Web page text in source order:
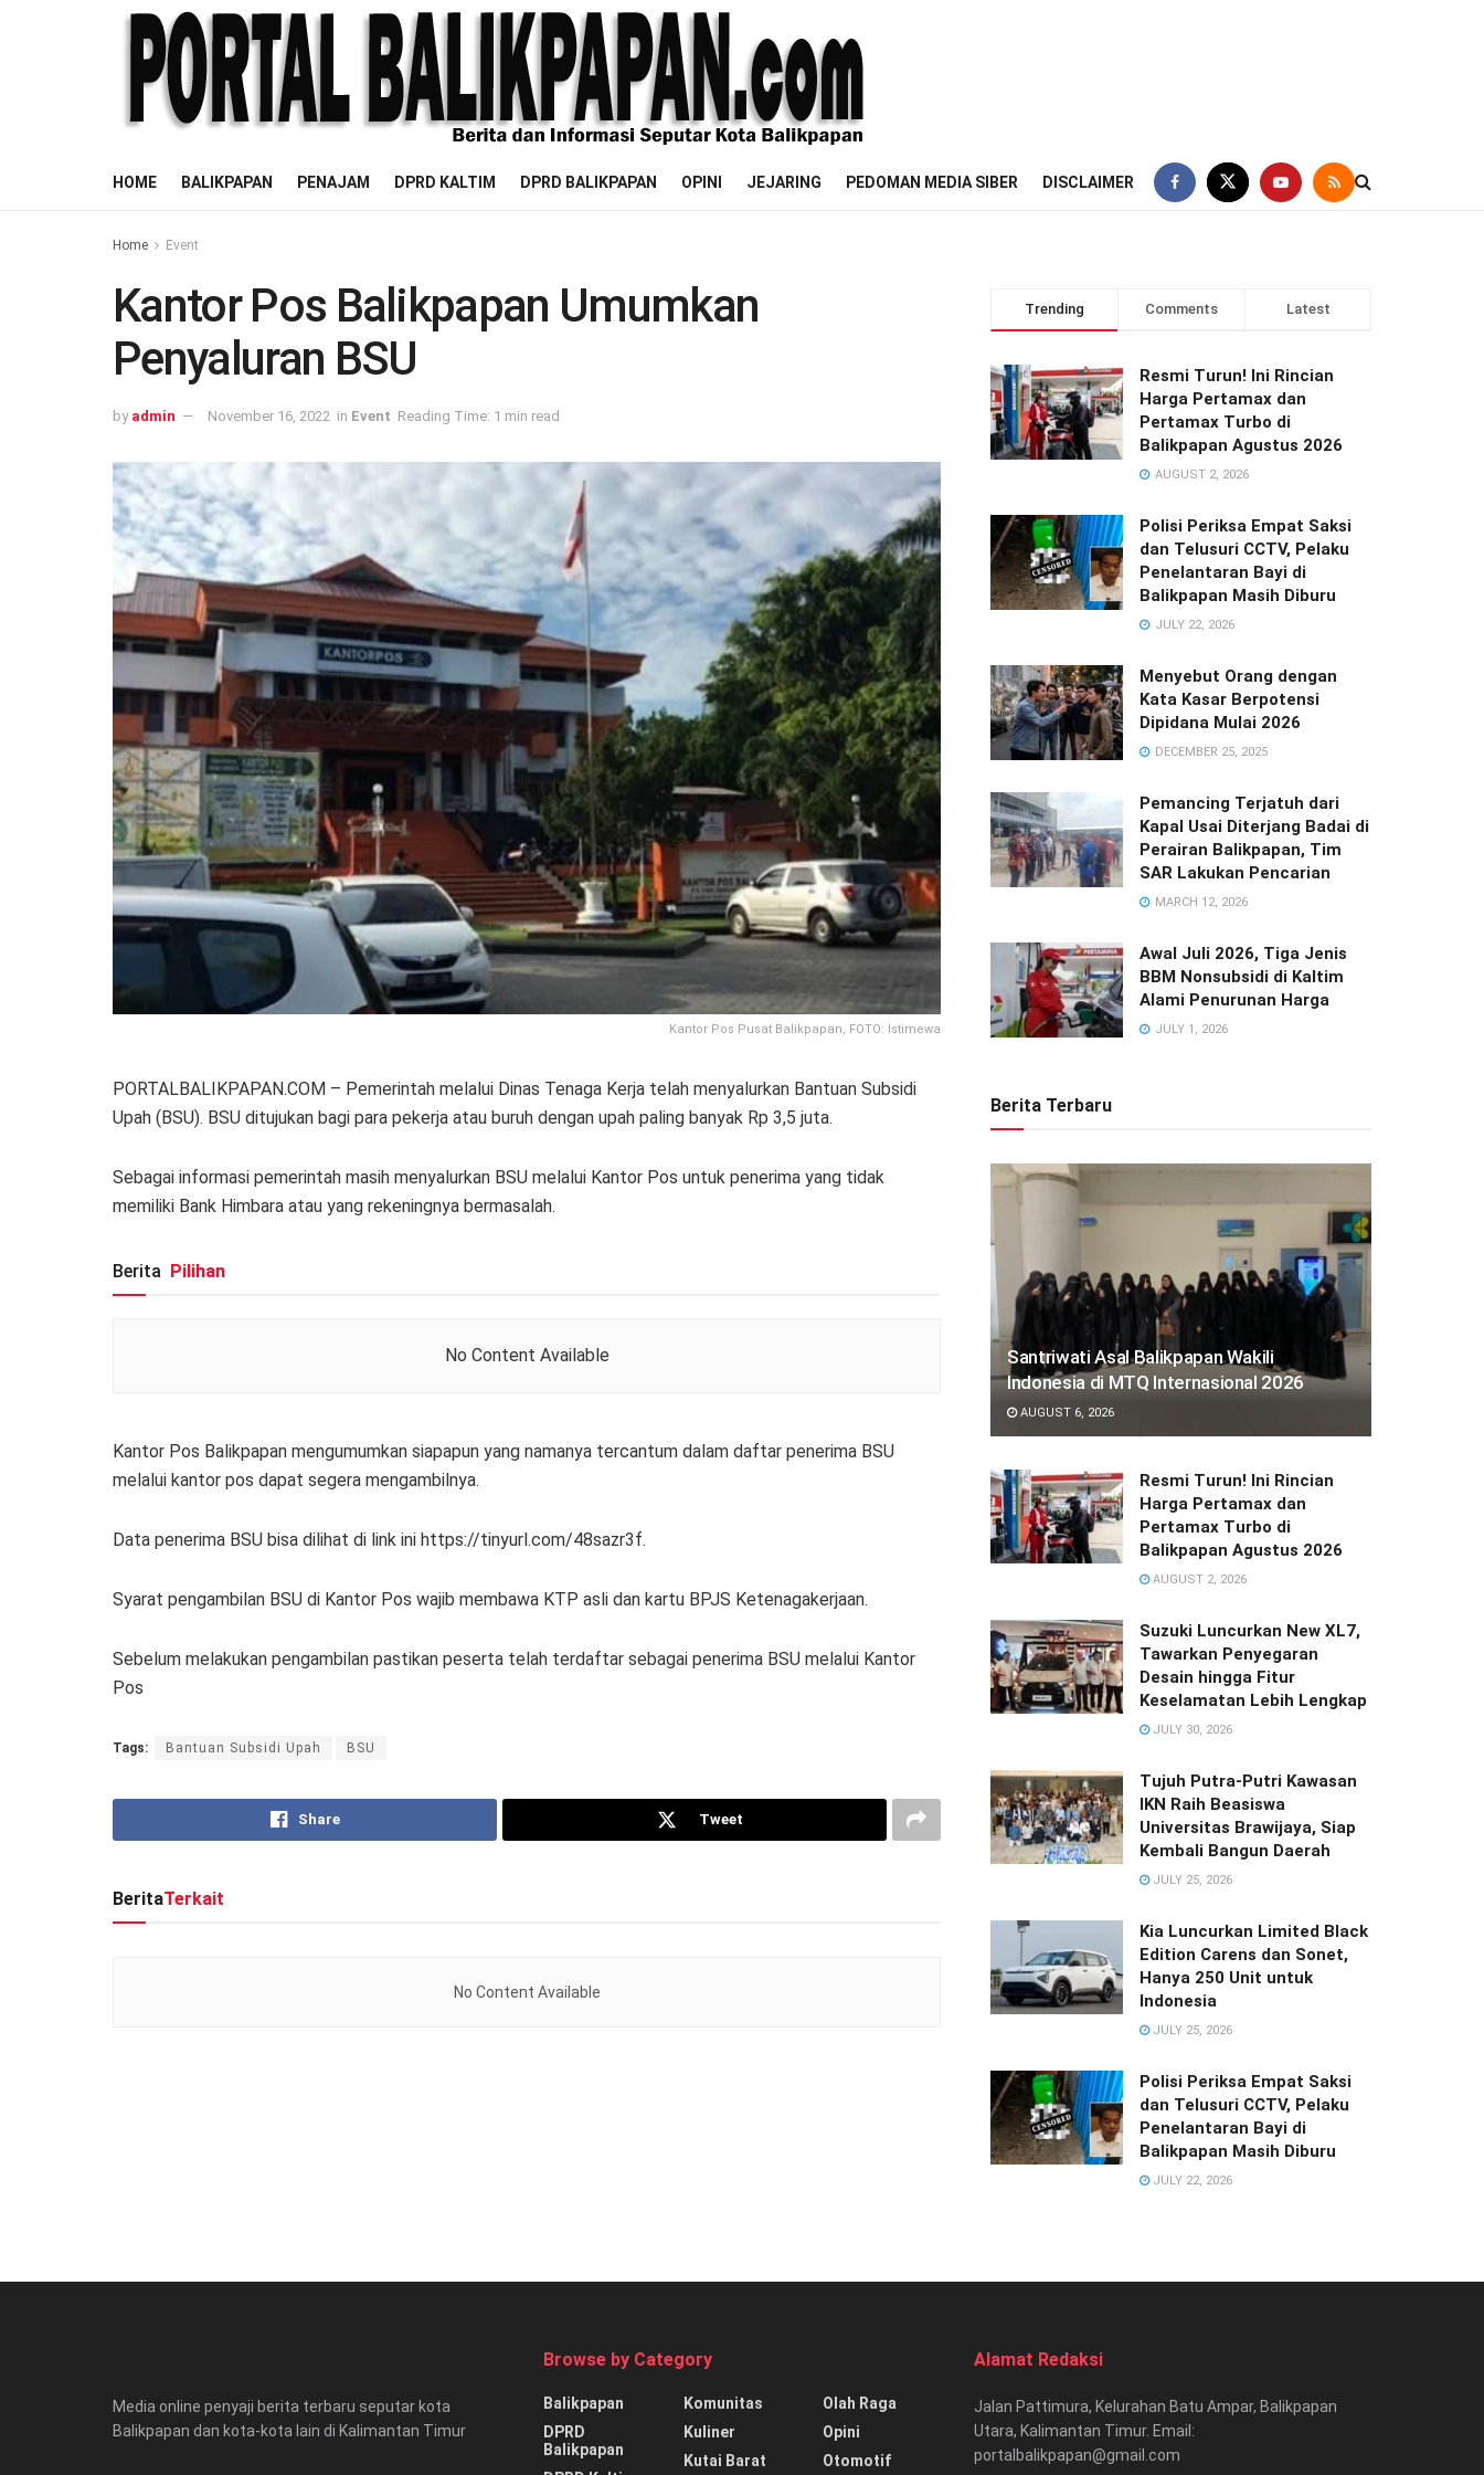
HOME BALIKPAPAN PENAJAM DPRD KALTIM DPRD BALIKPAPAN OPINI JEJARING PEDOMAN MEDIA SIBER DISCLAIMER
Home Event
Kantor Pos Balikpapan Umumkan
Penyaluran BSU
by admin November 16, 2022 in Event Reading Time: 1 min read
Kantor Pos Pusat Balikpapan, FOTO: Istimewa
PORTALBALIKPAPAN.COM – Pemerintah melalui Dinas Tenaga Kerja telah menyalurkan Bantuan Subsidi
Upah (BSU). BSU ditujukan bagi para pekerja atau buruh dengan upah paling banyak Rp 3,5 juta.
Sebagai informasi pemerintah masih menyalurkan BSU melalui Kantor Pos untuk penerima yang tidak
memiliki Bank Himbara atau yang rekeningnya bermasalah.
Berita Pilihan
No Content Available
Kantor Pos Balikpapan mengumumkan siapapun yang namanya tercantum dalam daftar penerima BSU
melalui kantor pos dapat segera mengambilnya.
Data penerima BSU bisa dilihat di link ini https://tinyurl.com/48sazr3f.
Syarat pengambilan BSU di Kantor Pos wajib membawa KTP asli dan kartu BPJS Ketenagakerjaan.
Sebelum melakukan pengambilan pastikan peserta telah terdaftar sebagai penerima BSU melalui Kantor
Pos
Tags: Bantuan Subsidi Upah BSU
Share Tweet
BeritaTerkait
No Content Available
Trending Comments Latest
Resmi Turun! Ini Rincian
Harga Pertamax dan
Pertamax Turbo di
Balikpapan Agustus 2026
AUGUST 2, 2026
Polisi Periksa Empat Saksi
dan Telusuri CCTV, Pelaku
Penelantaran Bayi di
Balikpapan Masih Diburu
JULY 22, 2026
Menyebut Orang dengan
Kata Kasar Berpotensi
Dipidana Mulai 2026
DECEMBER 25, 2025
Pemancing Terjatuh dari
Kapal Usai Diterjang Badai di
Perairan Balikpapan, Tim
SAR Lakukan Pencarian
MARCH 12, 2026
Awal Juli 2026, Tiga Jenis
BBM Nonsubsidi di Kaltim
Alami Penurunan Harga
JULY 1, 2026
Berita Terbaru
Santriwati Asal Balikpapan Wakili
Indonesia di MTQ Internasional 2026
AUGUST 6, 2026
Resmi Turun! Ini Rincian
Harga Pertamax dan
Pertamax Turbo di
Balikpapan Agustus 2026
AUGUST 2, 2026
Suzuki Luncurkan New XL7,
Tawarkan Penyegaran
Desain hingga Fitur
Keselamatan Lebih Lengkap
JULY 30, 2026
Tujuh Putra-Putri Kawasan
IKN Raih Beasiswa
Universitas Brawijaya, Siap
Kembali Bangun Daerah
JULY 25, 2026
Kia Luncurkan Limited Black
Edition Carens dan Sonet,
Hanya 250 Unit untuk
Indonesia
JULY 25, 2026
Polisi Periksa Empat Saksi
dan Telusuri CCTV, Pelaku
Penelantaran Bayi di
Balikpapan Masih Diburu
JULY 22, 2026
Media online penyaji berita terbaru seputar kota
Balikpapan dan kota-kota lain di Kalimantan Timur
Browse by Category
Balikpapan
DPRD
Balikpapan
Komunitas
Kuliner
Kutai Barat
Olah Raga
Opini
Otomotif
Alamat Redaksi
Jalan Pattimura, Kelurahan Batu Ampar, Balikpapan
Utara, Kalimantan Timur. Email:
portalbalikpapan@gmail.com